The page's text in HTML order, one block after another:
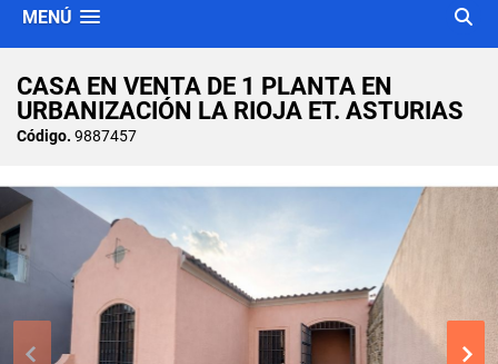
MENÚ
CASA EN VENTA DE 1 PLANTA EN
URBANIZACIÓN LA RIOJA ET. ASTURIAS
Código. 9887457